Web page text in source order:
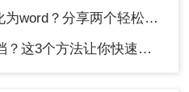
之举。随着技术的不断
多创新的工具和服务，
单和高效。
？分享两个轻松转换的方法！
3个方法让你快速操作!！